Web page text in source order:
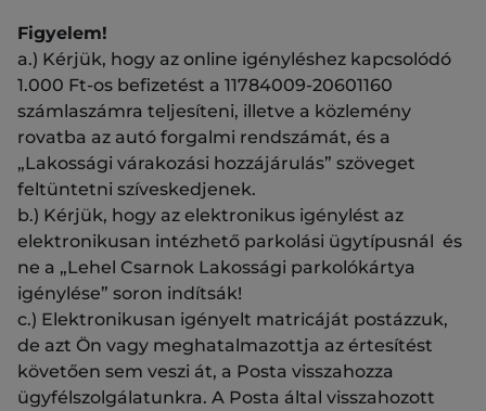
Figyelem!
a.) Kérjük, hogy az online igényléshez kapcsolódó
1.000 Ft-os befizetést a 11784009-20601160
számlaszámra teljesíteni, illetve a közlemény
rovatba az autó forgalmi rendszámát, és a
„Lakossági várakozási hozzájárulás” szöveget
feltüntetni szíveskedjenek.
b.) Kérjük, hogy az elektronikus igénylést az
elektronikusan intézhető parkolási ügytípusnál és
ne a „Lehel Csarnok Lakossági parkolókártya
igénylése” soron indítsák!
c.) Elektronikusan igényelt matricáját postázzuk,
de azt Ön vagy meghatalmazottja az értesítést
követően sem veszi át, a Posta visszahozza
ügyfélszolgálatunkra. A Posta által visszahozott